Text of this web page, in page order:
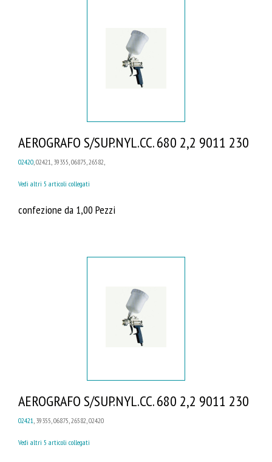
AEROGRAFO S/SUP.NYL.CC. 680 2,2 9011 230
02420 , 02421, 39355, 06875, 26582,
Vedi altri 5 articoli collegati
confezione da 1,00 Pezzi
AEROGRAFO S/SUP.NYL.CC. 680 2,2 9011 230
02421, 39355, 06875, 26582, 02420
Vedi altri 5 articoli collegati